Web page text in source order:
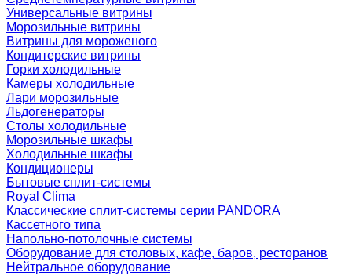
Универсальные витрины
Морозильные витрины
Витрины для мороженого
Кондитерские витрины
Горки холодильные
Камеры холодильные
Лари морозильные
Льдогенераторы
Столы холодильные
Морозильные шкафы
Холодильные шкафы
Кондиционеры
Бытовые сплит-системы
Royal Clima
Классические сплит-системы серии PANDORA
Кассетного типа
Напольно-потолочные системы
Оборудование для столовых, кафе, баров, ресторанов
Нейтральное оборудование